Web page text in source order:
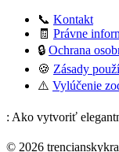
📞 Kontakt
🧾 Právne
🔒 Ochrana
🍪 Zásady
⚠️ Vylúčenie
: Ako vytvoriť
© 2026